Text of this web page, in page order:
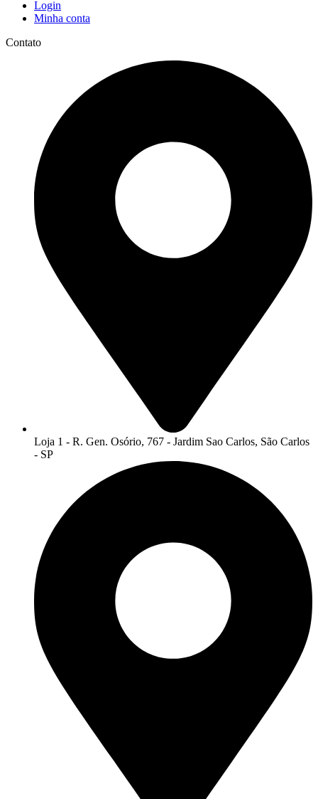
Login
Minha conta
Contato
Loja 1 - R. Gen. Osório, 767 - Jardim Sao Carlos, São Carlos
- SP